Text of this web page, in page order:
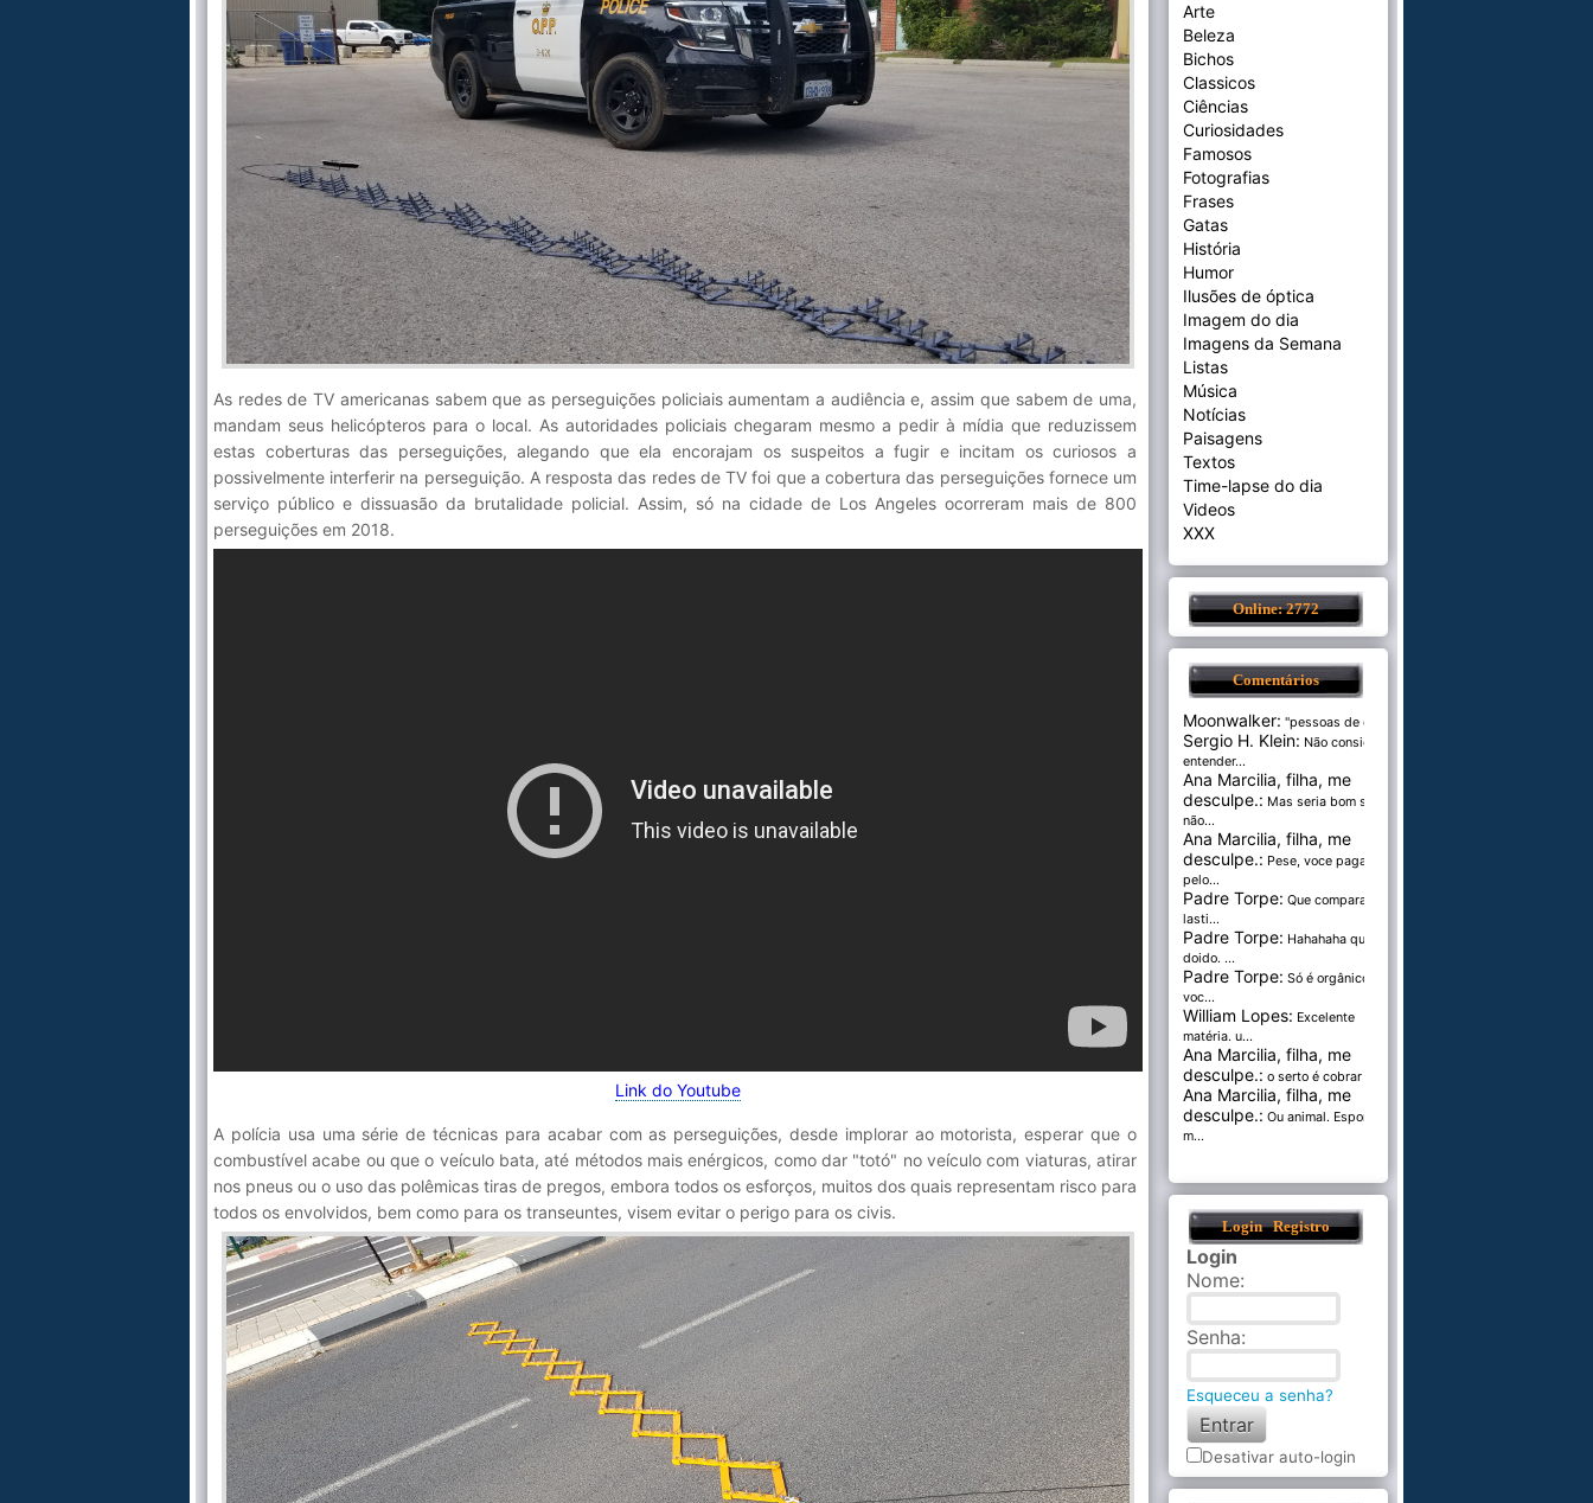
As redes de TV americanas sabem que as perseguições policiais aumentam a audiência e, assim que sabem de uma,
mandam seus helicópteros para o local. As autoridades policiais chegaram mesmo a pedir à mídia que reduzissem
estas coberturas das perseguições, alegando que ela encorajam os suspeitos a fugir e incitam os curiosos a
possivelmente interferir na perseguição. A resposta das redes de TV foi que a cobertura das perseguições fornece um
serviço público e dissuasão da brutalidade policial. Assim, só na cidade de Los Angeles ocorreram mais de 800
perseguições em 2018.
Link do Youtube
A polícia usa uma série de técnicas para acabar com as perseguições, desde implorar ao motorista, esperar que o
combustível acabe ou que o veículo bata, até métodos mais enérgicos, como dar "totó" no veículo com viaturas, atirar
nos pneus ou o uso das polêmicas tiras de pregos, embora todos os esforços, muitos dos quais representam risco para
todos os envolvidos, bem como para os transeuntes, visem evitar o perigo para os civis.
Arte
Beleza
Bichos
Classicos
Ciências
Curiosidades
Famosos
Fotografias
Frases
Gatas
História
Humor
Ilusões de óptica
Imagem do dia
Imagens da Semana
Listas
Música
Notícias
Paisagens
Textos
Time-lapse do dia
Videos
XXX
Online: 2772
Comentários
Moonwalker: "pessoas de cer...
Sergio H. Klein: Não consigo
entender...
Ana Marcilia, filha, me
desculpe.: Mas seria bom se
não...
Ana Marcilia, filha, me
desculpe.: Pese, voce paga
pelo...
Padre Torpe: Que comparação
lasti...
Padre Torpe: Hahahaha que
doido. ...
Padre Torpe: Só é orgânico se
voc...
William Lopes: Excelente
matéria. u...
Ana Marcilia, filha, me
desculpe.: o serto é cobrar pel...
Ana Marcilia, filha, me
desculpe.: Ou animal. Esponja
m...
Login Registro
Login
Nome:
Senha:
Esqueceu a senha?
Desativar auto-login